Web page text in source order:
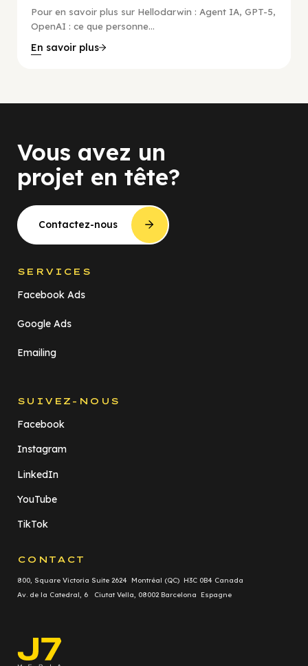
Pour en savoir plus sur Hellodarwin : Agent IA, GPT-5,
OpenAI : ce que personne...
En savoir plus
Vous avez un
projet en tête?
Contactez-nous
SERVICES
Facebook Ads
Google Ads
Emailing
SUIVEZ-NOUS
Facebook
Instagram
LinkedIn
YouTube
TikTok
CONTACT
800, Square Victoria Suite 2624 Montréal (QC) H3C 0B4 Canada
Av. de la Catedral, 6 Ciutat Vella, 08002 Barcelona Espagne